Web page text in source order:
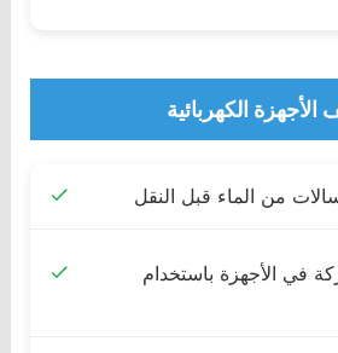
الأجهزة الكهربائية
من الماء قبل النقل
في الأجهزة باستخدام